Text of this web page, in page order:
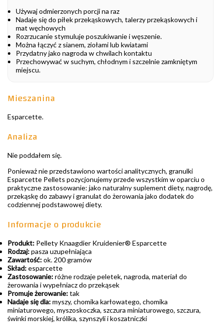
Używaj odmierzonych porcji na raz
Nadaje się do piłek przekąskowych, talerzy przekąskowych i
mat węchowych
Rozrzucanie stymuluje poszukiwanie i węszenie.
Można łączyć z sianem, ziołami lub kwiatami
Przydatny jako nagroda w chwilach kontaktu
Przechowywać w suchym, chłodnym i szczelnie zamkniętym
miejscu.
Mieszanina
Esparcette.
Analiza
Nie poddałem się.
Ponieważ nie przedstawiono wartości analitycznych, granulki
Esparcette Pellets pozycjonujemy przede wszystkim w oparciu o
praktyczne zastosowanie: jako naturalny suplement diety, nagrodę,
przekąskę do zabawy i granulat do żerowania jako dodatek do
codziennej podstawowej diety.
Informacje o produkcie
Produkt: Pellety Knaagdier Kruidenier® Esparcette
Rodzaj:pasza uzupełniająca
Zawartość:ok. 200 gramów
Skład:esparcette
Zastosowanie:różne rodzaje peletek, nagroda, materiał do
żerowania i wypełniacz do przekąsek
Promuje żerowanie:tak
Nadaje się dla:myszy, chomika karłowatego, chomika
miniaturowego, myszoskoczka, szczura miniaturowego, szczura,
świnki morskiej, królika, szynszyli i koszatniczki